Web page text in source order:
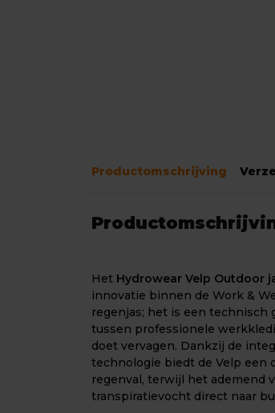
Productomschrijving
Het Hydrowear Velp Outdoor
innovatie binnen de Work &
regenjas; het is een technisch
tussen professionele
doet vervagen. Dankzij de
technologie biedt de Velp een
regenval, terwijl het ademend
transpiratievocht direct naar